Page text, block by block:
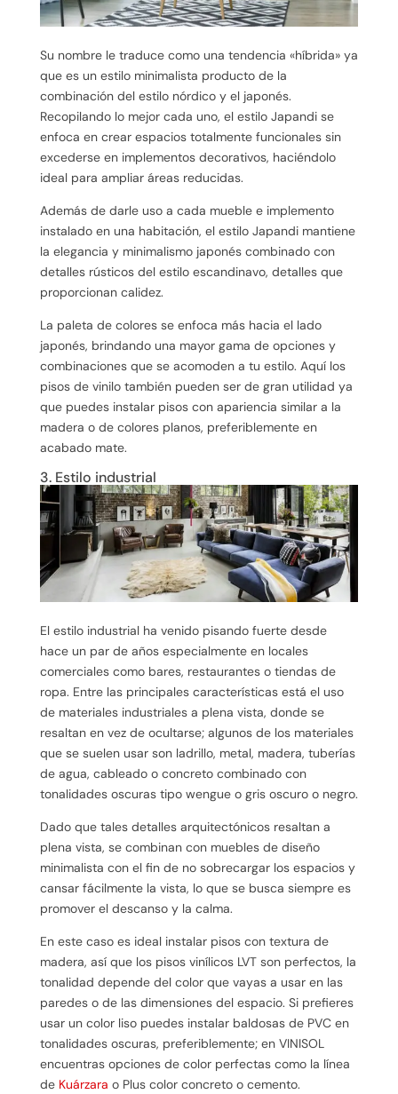
Su nombre le traduce como una tendencia «híbrida» ya
que es un estilo minimalista producto de la
combinación del estilo nórdico y el japonés.
Recopilando lo mejor cada uno, el estilo Japandi se
enfoca en crear espacios totalmente funcionales sin
excederse en implementos decorativos, haciéndolo
ideal para ampliar áreas reducidas.
Además de darle uso a cada mueble e implemento
instalado en una habitación, el estilo Japandi mantiene
la elegancia y minimalismo japonés combinado con
detalles rústicos del estilo escandinavo, detalles que
proporcionan calidez.
La paleta de colores se enfoca más hacia el lado
japonés, brindando una mayor gama de opciones y
combinaciones que se acomoden a tu estilo. Aquí los
pisos de vinilo también pueden ser de gran utilidad ya
que puedes instalar pisos con apariencia similar a la
madera o de colores planos, preferiblemente en
acabado mate.
3. Estilo industrial
El estilo industrial ha venido pisando fuerte desde
hace un par de años especialmente en locales
comerciales como bares, restaurantes o tiendas de
ropa. Entre las principales características está el uso
de materiales industriales a plena vista, donde se
resaltan en vez de ocultarse; algunos de los materiales
que se suelen usar son ladrillo, metal, madera, tuberías
de agua, cableado o concreto combinado con
tonalidades oscuras tipo wengue o gris oscuro o negro.
Dado que tales detalles arquitectónicos resaltan a
plena vista, se combinan con muebles de diseño
minimalista con el fin de no sobrecargar los espacios y
cansar fácilmente la vista, lo que se busca siempre es
promover el descanso y la calma.
En este caso es ideal instalar pisos con textura de
madera, así que los pisos vinílicos LVT son perfectos, la
tonalidad depende del color que vayas a usar en las
paredes o de las dimensiones del espacio. Si prefieres
usar un color liso puedes instalar baldosas de PVC en
tonalidades oscuras, preferiblemente; en VINISOL
encuentras opciones de color perfectas como la línea
de Kuárzara o Plus color concreto o cemento.